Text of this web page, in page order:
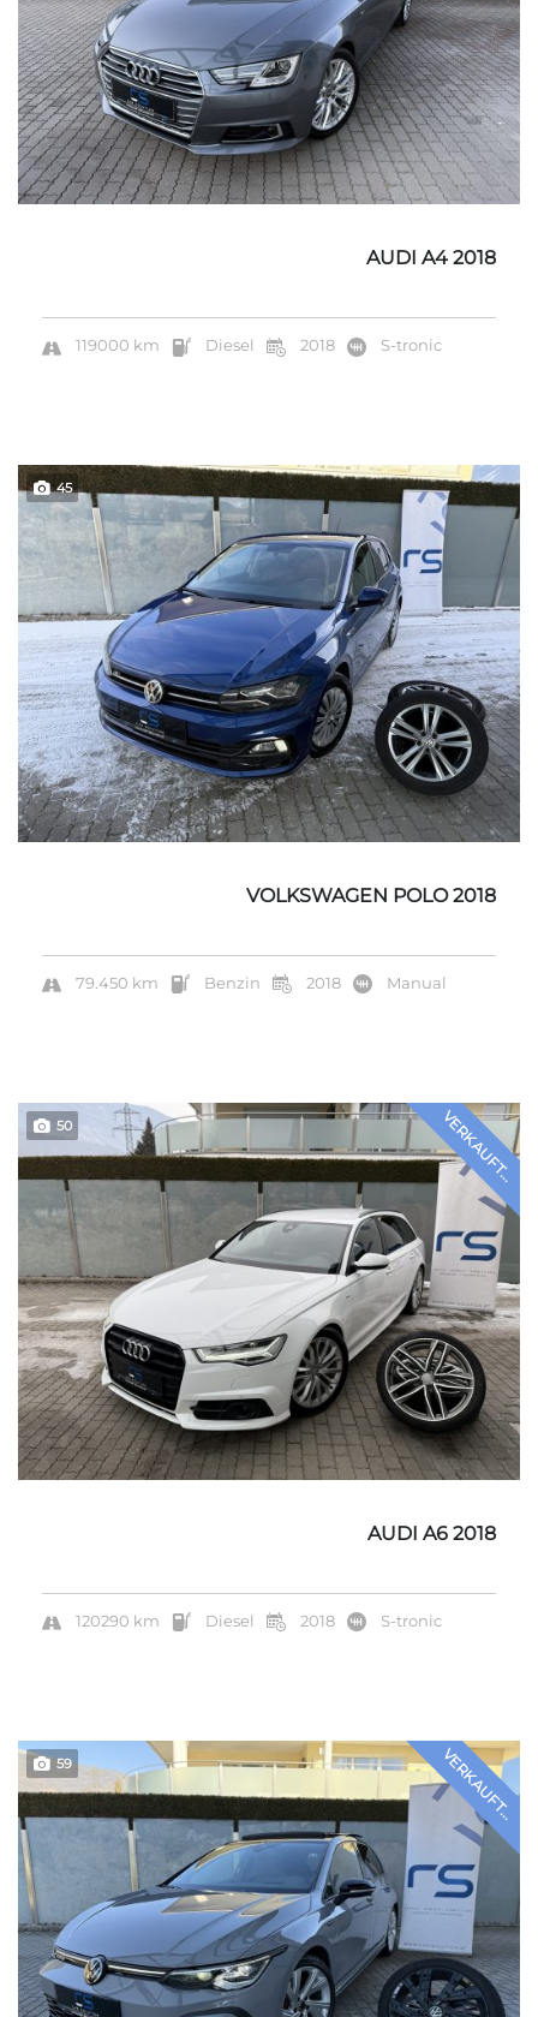
AUDI A4 2018
119000 km Diesel 2018 S-tronic
45
VOLKSWAGEN POLO 2018
79.450 km Benzin 2018 Manual
VERKAUFT...
50
AUDI A6 2018
120290 km Diesel 2018 S-tronic
VERKAUFT...
59